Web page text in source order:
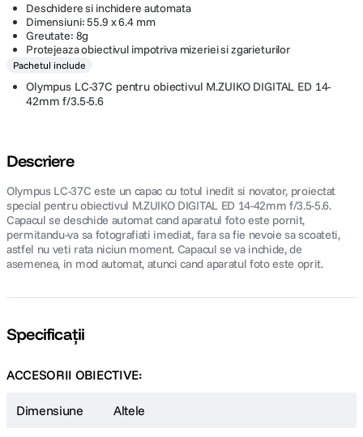
Deschidere si inchidere automata
Dimensiuni: 55.9 x 6.4 mm
Greutate: 8g
Protejeaza obiectivul impotriva mizeriei si zgarieturilor
Pachetul include
Olympus LC-37C pentru obiectivul M.ZUIKO DIGITAL ED 14-
42mm f/3.5-5.6
Descriere
Olympus LC-37C este un capac cu totul inedit si novator, proiectat
special pentru obiectivul M.ZUIKO DIGITAL ED 14-42mm f/3.5-5.6.
Capacul se deschide automat cand aparatul foto este pornit,
permitandu-va sa fotografiati imediat, fara sa fie nevoie sa scoateti,
astfel nu veti rata niciun moment. Capacul se va inchide, de
asemenea, in mod automat, atunci cand aparatul foto este oprit.
Specificații
ACCESORII OBIECTIVE:
Dimensiune Altele